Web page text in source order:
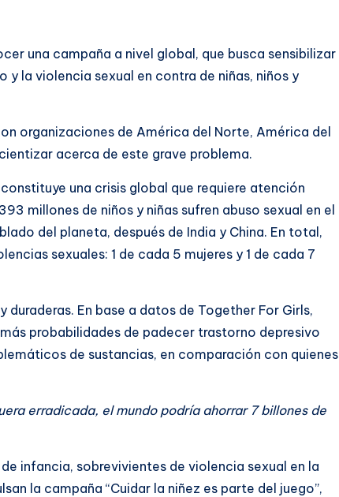
una campaña a nivel global, que busca sensibilizar
la violencia sexual en contra de niñas, niños y
organizaciones de América del Norte, América del
acerca de este grave problema.
una crisis global que requiere atención
millones de niños y niñas sufren abuso sexual en el
del planeta, después de India y China. En total,
sexuales: 1 de cada 5 mujeres y 1 de cada 7
En base a datos de Together For Girls,
probabilidades de padecer trastorno depresivo
de sustancias, en comparación con quienes
erradicada, el mundo podría ahorrar 7 billones de
infancia, sobrevivientes de violencia sexual en la
la campaña “Cuidar la niñez es parte del juego”,